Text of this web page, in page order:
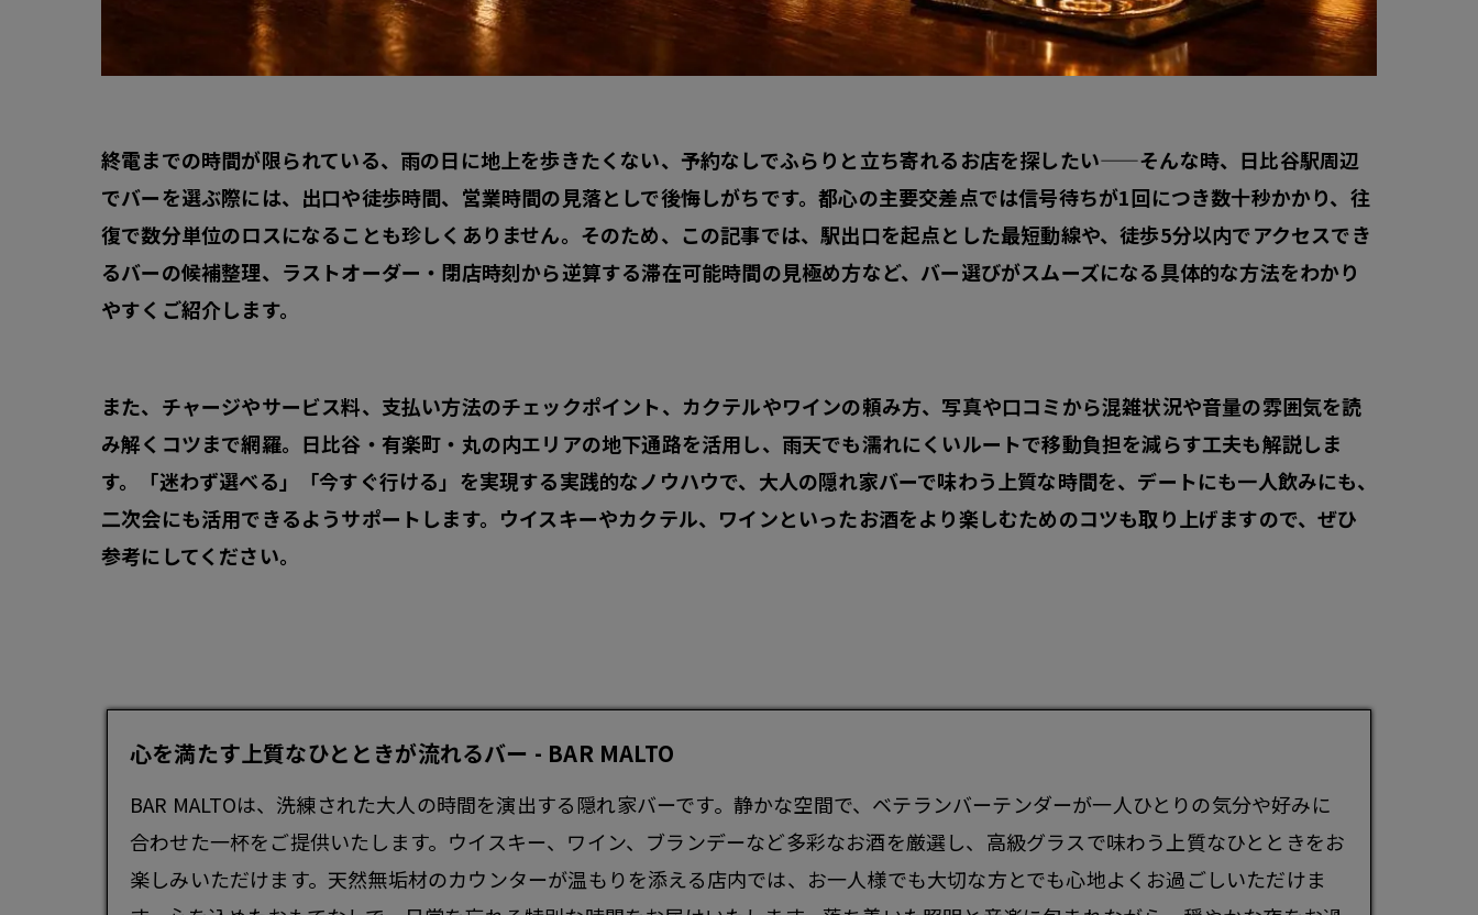
終電までの時間が限られている、雨の日に地上を歩きたくない、予約なしでふらりと立ち寄れるお店を探したい——そんな時、日比谷駅周辺
でバーを選ぶ際には、出口や徒歩時間、営業時間の見落としで後悔しがちです。都心の主要交差点では信号待ちが1回につき数十秒かかり、往
復で数分単位のロスになることも珍しくありません。そのため、この記事では、駅出口を起点とした最短動線や、徒歩5分以内でアクセスでき
るバーの候補整理、ラストオーダー・閉店時刻から逆算する滞在可能時間の見極め方など、バー選びがスムーズになる具体的な方法をわかり
やすくご紹介します。
また、チャージやサービス料、支払い方法のチェックポイント、カクテルやワインの頼み方、写真や口コミから混雑状況や音量の雰囲気を読
み解くコツまで網羅。日比谷・有楽町・丸の内エリアの地下通路を活用し、雨天でも濡れにくいルートで移動負担を減らす工夫も解説しま
す。
「迷わず選べる」「今すぐ行ける」 を実現する実践的なノウハウで、大人の隠れ家バーで味わう上質な時間を、デートにも一人飲みにも、
二次会にも活用できるようサポートします。ウイスキーやカクテル、ワインといったお酒をより楽しむためのコツも取り上げますので、ぜひ
参考にしてください。
心を満たす上質なひとときが流れるバー - BAR MALTO
BAR MALTOは、洗練された大人の時間を演出する隠れ家バーです。静かな空間で、ベテランバーテンダーが一人ひとりの気分や好みに
合わせた一杯をご提供いたします。ウイスキー、ワイン、ブランデーなど多彩なお酒を厳選し、高級グラスで味わう上質なひとときをお
楽しみいただけます。天然無垢材のカウンターが温もりを添える店内では、お一人様でも大切な方とでも心地よくお過ごしいただけま